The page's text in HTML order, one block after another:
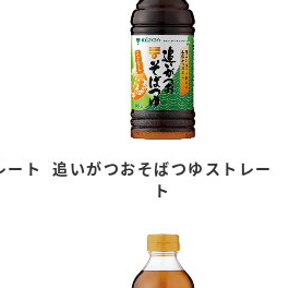
ート
追いがつおそばつゆストレー
ト